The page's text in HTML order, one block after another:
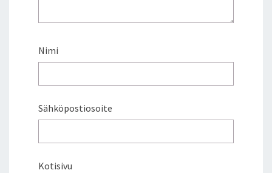
Nimi
Sähköpostiosoite
Kotisivu